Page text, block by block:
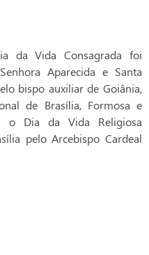
da Vida Consagrada foi
Aparecida e Santa
bispo auxiliar de Goiânia,
de Brasília, Formosa e
o Dia da Vida Religiosa
pelo Arcebispo Cardeal